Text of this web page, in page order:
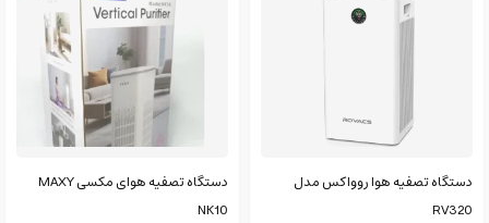
دستگاه تصفیه ‌هوا روواکس مدل
RV320
دستگاه تصفیه هوای مکسی MAXY
NK10